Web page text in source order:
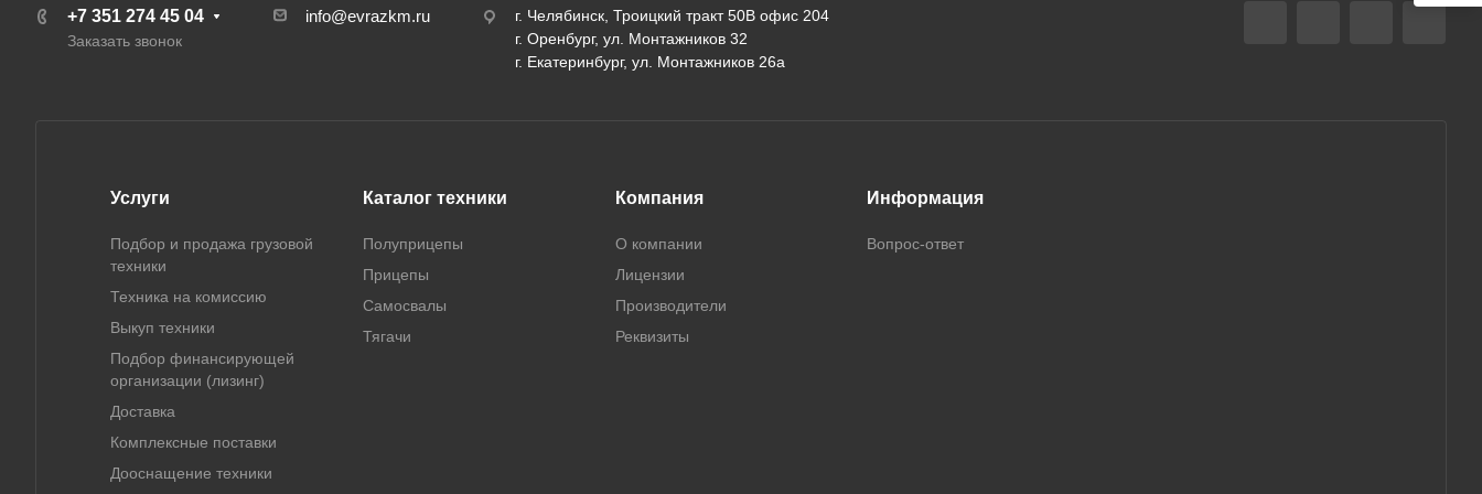
+7 351 274 45 04
Заказать звонок
info@evrazkm.ru
г. Челябинск, Троицкий тракт 50В офис 204
г. Оренбург, ул. Монтажников 32
г. Екатеринбург, ул. Монтажников 26а
Услуги
Подбор и продажа грузовой
техники
Техника на комиссию
Выкуп техники
Подбор финансирующей
организации (лизинг)
Доставка
Комплексные поставки
Дооснащение техники
Каталог техники
Полуприцепы
Прицепы
Самосвалы
Тягачи
Компания
О компании
Лицензии
Производители
Реквизиты
Информация
Вопрос-ответ